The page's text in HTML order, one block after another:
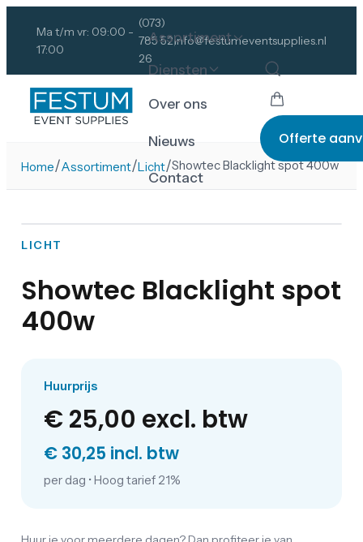
Ma t/m vr: 09:00 -
17:00
(073)
785 52
26
info@festumeventsupplies.nl
Assortiment
Diensten
Over ons
Nieuws
Contact
Offerte
Home/Assortiment/Licht/Showtec Blacklight spot 400w
LICHT
Showtec Blacklight spot
400w
Huurprijs
€ 25,00 excl. btw
€ 30,25 incl. btw
per dag • Hoog tarief 21%
Huur je voor meerdere dagen? Dan profiteer je van